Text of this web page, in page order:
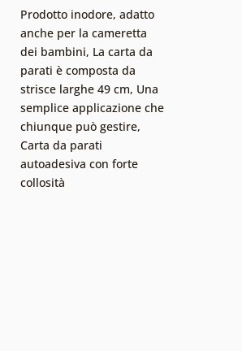
Prodotto inodore, adatto
anche per la cameretta
dei bambini, La carta da
parati è composta da
strisce larghe 49 cm, Una
semplice applicazione che
chiunque può gestire,
Carta da parati
autoadesiva con forte
collosità